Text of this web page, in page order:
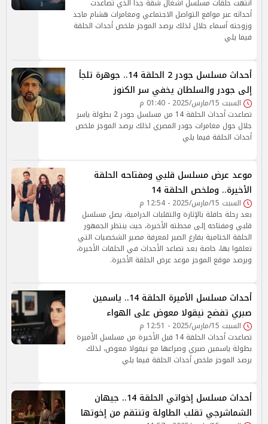
انتهت حلقات مسلسل أشغال شقة جداً الذي تصاعدت
أحداثه عبر مواقع التواصل الاجتماعي ومغامرات هشام ماجد
وزوجته أسماء جلال لذلك يرصد الموجز ملخص أحداث الحلقة
فيما يلي
أحداث مسلسل جودر 2 الحلقة 14.. جوهرة تلجأ
إلى جودر والسلطان يخفي سر الكنوز
السبت 15/مارس/2025 - 01:40 م
تصاعدت أحداث الحلقة 14 من مسلسل جودر 2 بطولة ياسر
جلال حول مغامرات جودر المصري لذلك يرصد الموجز ملخص
أحداث الحلقة فيما يلي
موعد عرض مسلسل قلبي ومفتاحه الحلقة
الأخيرة.. وملخص الحلقة 14
السبت 15/مارس/2025 - 12:54 م
بعد رحلة حافلة بالإثارة والتقلبات الدرامية، يصل مسلسل
قلبي ومفتاحه إلى محطته الأخيرة، حيث ينتظر الجمهور
الحلقة الختامية بفارغ الصبر لمعرفة مصير الشخصيات التي
تعلقوا بها، خاصة بعد تصاعد الأحداث في الحلقات الأخيرة،
ويرصد موقع الموجز موعد عرض الحلقة الأخيرة.
أحداث مسلسل الأميرة الحلقة 14.. ياسمين
صبري تفضح نيقولا معوض على الهواء
السبت 15/مارس/2025 - 12:51 م
تصاعدت أحداث الحلقة 14 قبل الأخيرة من مسلسل الأميرة
بطولة ياسمين صبري وصراعها مع نيقولا معوض، لذلك
يرصد الموجز ملخص أحداث الحلقة فيما يلي
أحداث مسلسل إخواتي الحلقة 14.. جيهان
الشماشرجي تقلب الطاولة وتنتقم من إخوتها